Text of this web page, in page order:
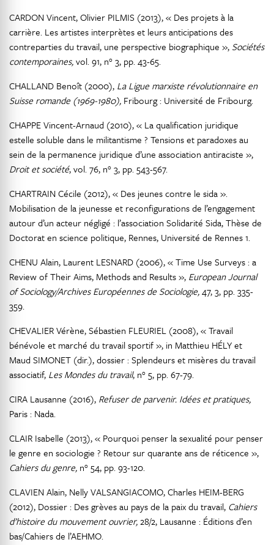
CARDON Vincent, Olivier PILMIS (2013), « Des projets à la
carrière. Les artistes interprètes et leurs anticipations des
contreparties du travail, une perspective biographique », Sociétés
contemporaines,vol. 91, n° 3, pp. 43-65.
CHALLAND Benoît (2000), La Ligue marxiste révolutionnaire en
Suisse romande (1969-1980), Fribourg : Université de Fribourg.
CHAPPE Vincent-Arnaud (2010), « La qualification juridique
estelle soluble dans le militantisme ? Tensions et paradoxes au
sein de la permanence juridique d’une association antiraciste »,
Droit et société, vol. 76, n° 3, pp. 543-567.
CHARTRAIN Cécile (2012), « Des jeunes contre le sida ».
Mobilisation de la jeunesse et reconfigurations de l’engagement
autour d’un acteur négligé : l’association Solidarité Sida, Thèse de
Doctorat en science politique, Rennes, Université de Rennes 1.
CHENU Alain, Laurent LESNARD (2006), « Time Use Surveys : a
Review of Their Aims, Methods and Results », European Journal
of Sociology/Archives Européennes de Sociologie,47, 3, pp. 335-
359.
CHEVALIER Vérène, Sébastien FLEURIEL (2008), « Travail
bénévole et marché du travail sportif », in Matthieu HÉLY et
Maud SIMONET (dir.), dossier : Splendeurs et misères du travail
associatif, Les Mondes du travail, n° 5, pp. 67-79.
CIRA Lausanne (2016), Refuser de parvenir. Idées et pratiques,
Paris : Nada.
CLAIR Isabelle (2013), « Pourquoi penser la sexualité pour penser
le genre en sociologie ? Retour sur quarante ans de réticence »,
Cahiers du genre, n° 54, pp. 93-120.
CLAVIEN Alain, Nelly VALSANGIACOMO, Charles HEIM-BERG
(2012), Dossier : Des grèves au pays de la paix du travail, Cahiers
d’histoire du mouvement ouvrier,28/2, Lausanne : Éditions d’en
bas/Cahiers de l’AEHMO.